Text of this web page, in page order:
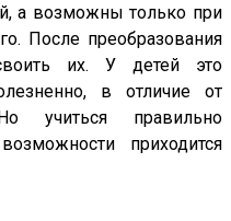
а возможны только при
После преобразования
их. У детей это
в отличие от
учиться правильно
приходится